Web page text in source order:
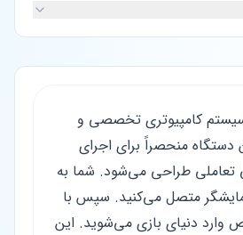
کامپیوتری تخصصی و
منحصراً برای اجرای
تعاملی طراحی می‌شود. شما به
متصل می‌کنید. سپس با
وارد دنیای بازی می‌شوید. این